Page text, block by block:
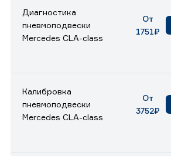
Диагностика
пневмоподвески
Mercedes CLA-class
От
1751₽
Калибровка
пневмоподвески
Mercedes CLA-class
От
3752₽